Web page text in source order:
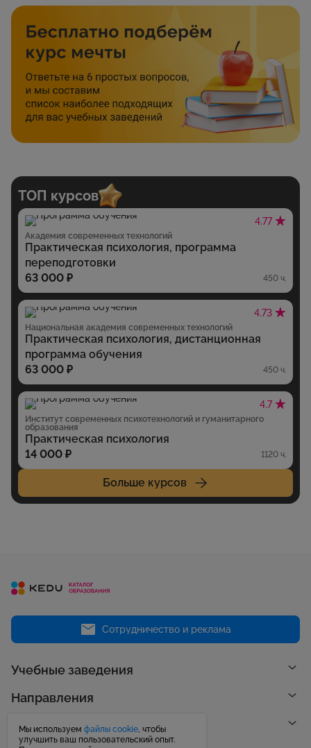
ТОП курсов
4.77
Академия современных технологий
Практическая психология, программа
переподготовки
63 000 ₽
450 ч.
4.73
Национальная академия современных технологий
Практическая психология, дистанционная
программа обучения
63 000 ₽
450 ч.
4.7
Институт современных психотехнологий и гуманитарного
образования
Практическая психология
14 000 ₽
1120 ч.
Больше курсов
Сотрудничество и реклама
Учебные заведения
Направления
Рейтинги
Мы используем файлы cookie, чтобы
улучшить ваш пользовательский опыт.